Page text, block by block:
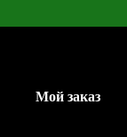
Мой заказ